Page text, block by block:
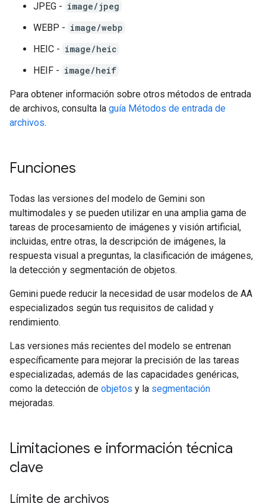
JPEG - image/jpeg
WEBP - image/webp
HEIC - image/heic
HEIF - image/heif
Para obtener información sobre otros métodos de entrada
de archivos, consulta la guía Métodos de entrada de
archivos.
Funciones
Todas las versiones del modelo de Gemini son
multimodales y se pueden utilizar en una amplia gama de
tareas de procesamiento de imágenes y visión artificial,
incluidas, entre otras, la descripción de imágenes, la
respuesta visual a preguntas, la clasificación de imágenes,
la detección y segmentación de objetos.
Gemini puede reducir la necesidad de usar modelos de AA
especializados según tus requisitos de calidad y
rendimiento.
Las versiones más recientes del modelo se entrenan
específicamente para mejorar la precisión de las tareas
especializadas, además de las capacidades genéricas,
como la detección de objetos y la segmentación
mejoradas.
Limitaciones e información técnica
clave
Límite de archivos